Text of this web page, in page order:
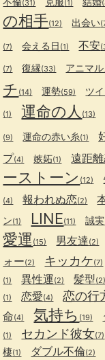
(31) (1)
の相手(12) 出会い
(7) 会える日 (1) 不安
(7) 復縁(33) アニマ
チ (14) 運勢(59) ツ
(1) 運命の人 (13)
(9) 運命の赤い糸(1)
プ(4) 嫉妬(1) 遠距
ーストーン (12)
(4) 報われぬ恋(2)
ン(1) LINE(11) 誠実
愛運 (15) 男友達(2)
ォー(2) キッカケ(7)
(1) 異性運(2) 髪型(2)
(1) 恋愛(4) 恋の行
命(4) 気持ち (19)
(1) セカンド彼女(7)
棲(1) ダブル不倫(2)